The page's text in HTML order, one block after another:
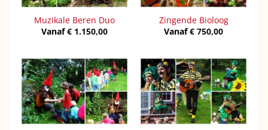
Muzikale Beren Duo
Vanaf€ 1.150,00
Zingende Bioloog
Vanaf€ 750,00